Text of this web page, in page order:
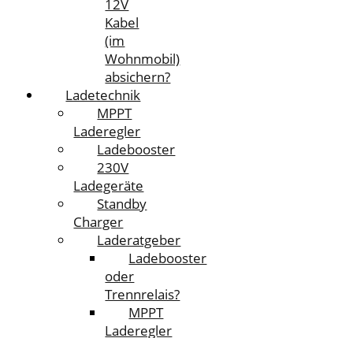
12V
Kabel
(im
Wohnmobil)
absichern?
Ladetechnik
MPPT
Laderegler
Ladebooster
230V
Ladegeräte
Standby
Charger
Laderatgeber
Ladebooster
oder
Trennrelais?
MPPT
Laderegler